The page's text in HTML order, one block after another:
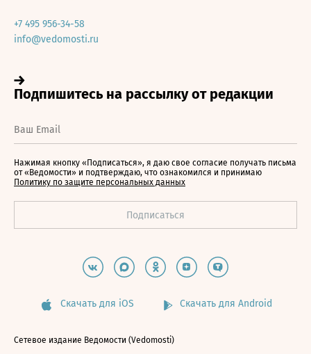
+7 495 956-34-58
info@vedomosti.ru
Нажимая кнопку «Подписаться», я даю свое согласие получать письма
от «Ведомости» и подтверждаю, что ознакомился и принимаю
Политику по защите персональных данных
Скачать для iOS Скачать для Android
Сетевое издание Ведомости (Vedomosti)